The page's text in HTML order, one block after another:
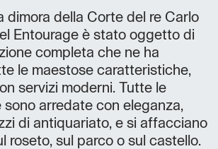
dimora della Corte del re Carlo
Entourage è stato oggetto di
completa che ne ha
le maestose caratteristiche,
servizi moderni. Tutte le
sono arredate con eleganza,
di antiquariato, e si affacciano
roseto, sul parco o sul castello.